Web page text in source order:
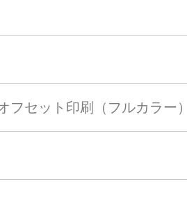
フセット印刷（フルカラー）